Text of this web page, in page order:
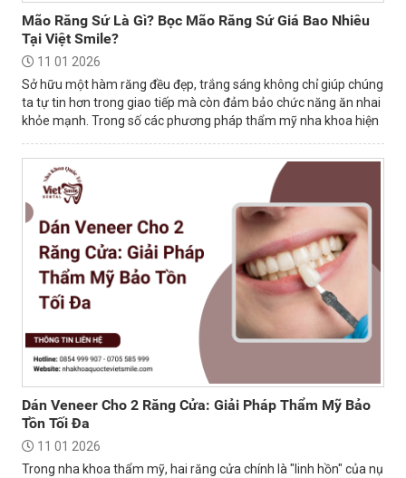
Mão Răng Sứ Là Gì? Bọc Mão Răng Sứ Giá Bao Nhiêu
Tại Việt Smile?
11 01 2026
Sở hữu một hàm răng đều đẹp, trắng sáng không chỉ giúp chúng
ta tự tin hơn trong giao tiếp mà còn đảm bảo chức năng ăn nhai
khỏe mạnh. Trong số các phương pháp thẩm mỹ nha khoa hiện
Dán Veneer Cho 2 Răng Cửa: Giải Pháp Thẩm Mỹ Bảo
Tồn Tối Đa
11 01 2026
Trong nha khoa thẩm mỹ, hai răng cửa chính là "linh hồn" của nụ